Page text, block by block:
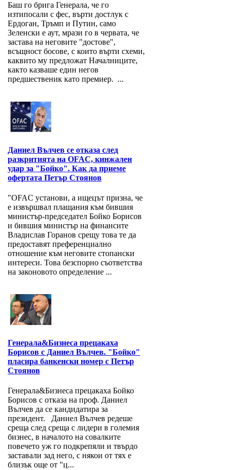
Баш го брига Генерала, че го
изтипосали с фес, върти достлук с
Ердоган, Тръмп и Путин, само
Зеленски е аут, мрази го в червата, че
застава на неговите "достове",
всъщност босове, с които върти схеми,
каквито му предложат Началниците,
както казваше един негов
предшественик като премиер. ...
Даниел Вълчев се отказа след
разкритията на OFAC, кинжален
удар за "Бойко". Как да приеме
офертата Петър Стоянов
"OFAC установи, а ищецът призна, че
е извършвал плащания към бившия
министър-председател Бойко Борисов
и бившия министър на финансите
Владислав Горанов срещу това те да
предоставят преференциално
отношение към неговите стопански
интереси. Това безспорно съответства
на законовото определение ...
Генерала&Бизнеса прецакаха
Борисов с Даниел Вълчев. "Бойко"
пласира банкенски номер с Петър
Стоянов
Генерала&Бизнеса прецакаха Бойко
Борисов с отказа на проф. Даниел
Вълчев да се кандидатира за
президент. Даниел Вълчев редеше
среща след среща с лидери в големия
бизнес, в началото на совалките
повечето уж го подкрепяли и твърдо
заставали зад него, с някои от тях е
близък още от "ц...